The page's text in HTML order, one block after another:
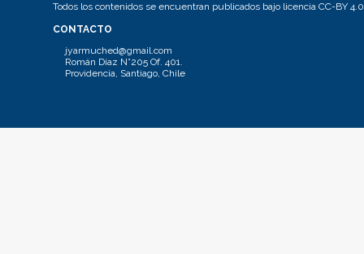
Todos los contenidos se encuentran publicados bajo licencia CC-BY 4.0
CONTACTO
jyarmuched@gmail.com
Román Díaz N°205 Of. 401.
Providencia, Santiago, Chile